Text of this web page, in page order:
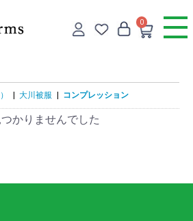
0
大川被服 コンプレッション
かりませんでした